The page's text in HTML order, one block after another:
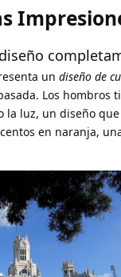
un diseño de
Los hombros
luz, un diseño
en naranja,